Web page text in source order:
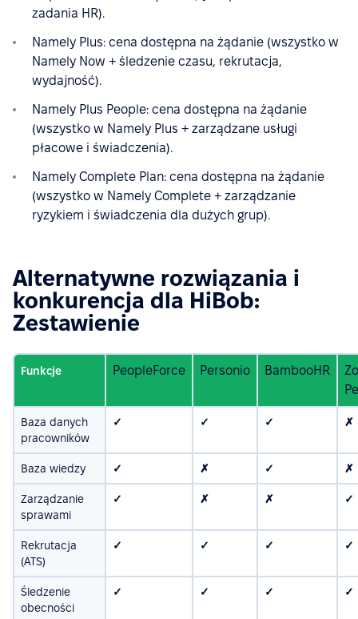
zadania HR).
Namely Plus: cena dostępna na żądanie (wszystko w
Namely Now + śledzenie czasu, rekrutacja,
wydajność).
Namely Plus People: cena dostępna na żądanie
(wszystko w Namely Plus + zarządzane usługi
płacowe i świadczenia).
Namely Complete Plan: cena dostępna na żądanie
(wszystko w Namely Complete + zarządzanie
ryzykiem i świadczenia dla dużych grup).
Alternatywne rozwiązania i
konkurencja dla HiBob:
Zestawienie
Funkcje PeopleForce Personio BambooHR
Baza danych
pracowników
✓ ✓ ✓ ✗
Baza wiedzy ✓ ✗ ✓ ✗
Zarządzanie
sprawami
✓ ✗ ✗ ✓
Rekrutacja
(ATS)
✓ ✓ ✓ ✓
Śledzenie
obecności
✓ ✓ ✓ ✓